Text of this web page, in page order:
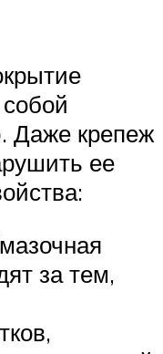
Даже крепеж
ее
за тем,